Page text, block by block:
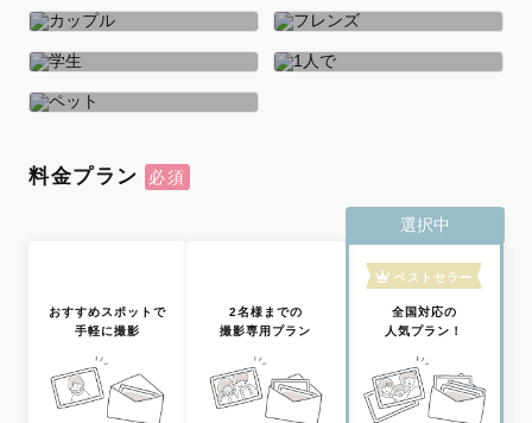
マタニティ ウェディング
カップル フレンズ
学生
料金プラン
おすすめスポットで
手軽に撮影
2名様までの
撮影専用プラン
選択中
ベストセラー
全国対応の
人気プラン！